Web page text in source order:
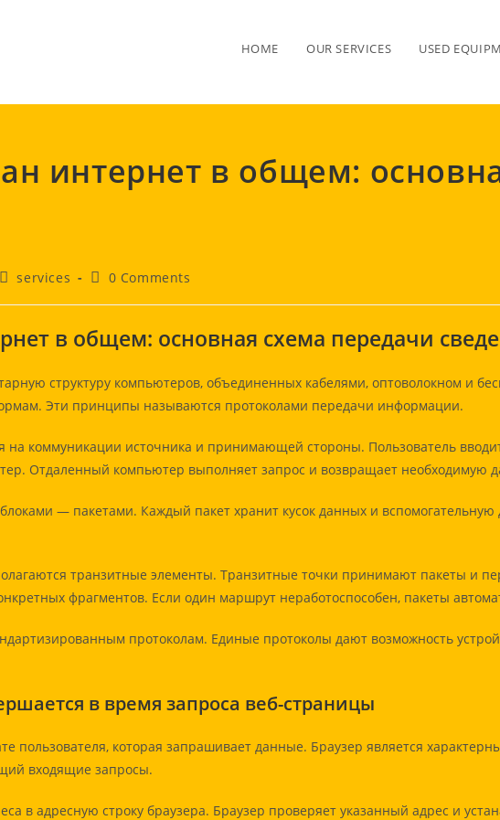
HOME OUR SERVICES USED
интернет в общем:
Postservices
Post0 Comments
в общем: основная схема передачи
структуру компьютеров, объединенных кабелями, оптоволокном и
Эти принципы называются протоколами передачи информации.
на коммуникации источника и принимающей стороны. Пользователь
Отдаленный компьютер выполняет запрос и возвращает необходимую
— пакетами. Каждый пакет хранит кусок данных и вспомогательную
транзитные элементы. Транзитные точки принимают пакеты и
фрагментов. Если один маршрут неработоспособен, пакеты
протоколам. Единые протоколы дают возможность
в время запроса веб-страницы
пользователя, которая запрашивает данные. Браузер является
входящие запросы.
в адресную строку браузера. Браузер проверяет указанный адрес и